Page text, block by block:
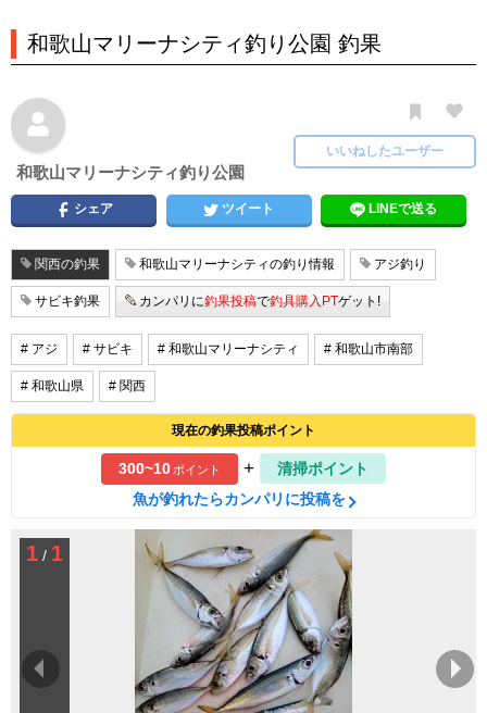
和歌山マリーナシティ釣り公園 釣果
和歌山マリーナシティ釣り公園
いいねしたユーザー
シェア ツイート LINEで送る
関西の釣果 和歌山マリーナシティの釣り情報 アジ釣り
サビキ釣果 カンパリに釣果投稿で釣具購入PTゲット!
# アジ # サビキ # 和歌山マリーナシティ # 和歌山市南部
# 和歌山県 # 関西
現在の釣果投稿ポイント
300~10ポイント +
清掃ポイント
魚が釣れたらカンパリに投稿を
1 / 1